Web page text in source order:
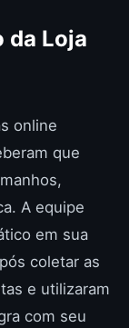
da Loja
online
que
A equipe
em sua
coletar as
e utilizaram
com seu